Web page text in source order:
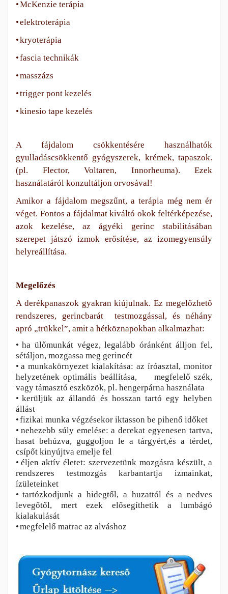
•McKenzie terápia
•elektroterápia
•kryoterápia
•fascia technikák
•masszázs
•trigger pont kezelés
•kinesio tape kezelés
A fájdalom csökkentésére használhatók
gyulladáscsökkentő gyógyszerek, krémek, tapaszok.
(pl. Flector, Voltaren, Innorheuma). Ezek
használatáról konzultáljon orvosával!
Amikor a fájdalom megszűnt, a terápia még nem ér
véget. Fontos a fájdalmat kiváltó okok feltérképezése,
azok kezelése, az ágyéki gerinc stabilitásában
szerepet játszó izmok erősítése, az izomegyensúly
helyreállítása.
Megelőzés
A derékpanaszok gyakran kiújulnak. Ez megelőzhető
rendszeres, gerincbarát testmozgással, és néhány
apró „trükkel”, amit a hétköznapokban alkalmazhat:
• ha ülőmunkát végez, legalább óránként álljon fel,
sétáljon, mozgassa meg gerincét
• a munkakörnyezet kialakítása: az íróasztal, monitor
helyzetének optimális beállítása, megfelelő szék,
vagy támasztó eszközök, pl. hengerpárna használata
• kerüljük az állandó és hosszan tartó egy helyben
állást
•fizikai munka végzésekor iktasson be pihenő időket
• nehezebb súly emelése: a derekat egyenesen tartva,
hasat behúzva, guggoljon le a tárgyért,és a térdet,
csípőt kinyújtva emelje fel
• éljen aktív életet: szervezetünk mozgásra készült, a
rendszeres testmozgás karbantartja izmainkat,
ízületeinket
• tartózkodjunk a hidegtől, a huzattól és a nedves
levegőtől, mert ezek elősegíthetik a lumbágó
kialakulását
•megfelelő matrac az alváshoz